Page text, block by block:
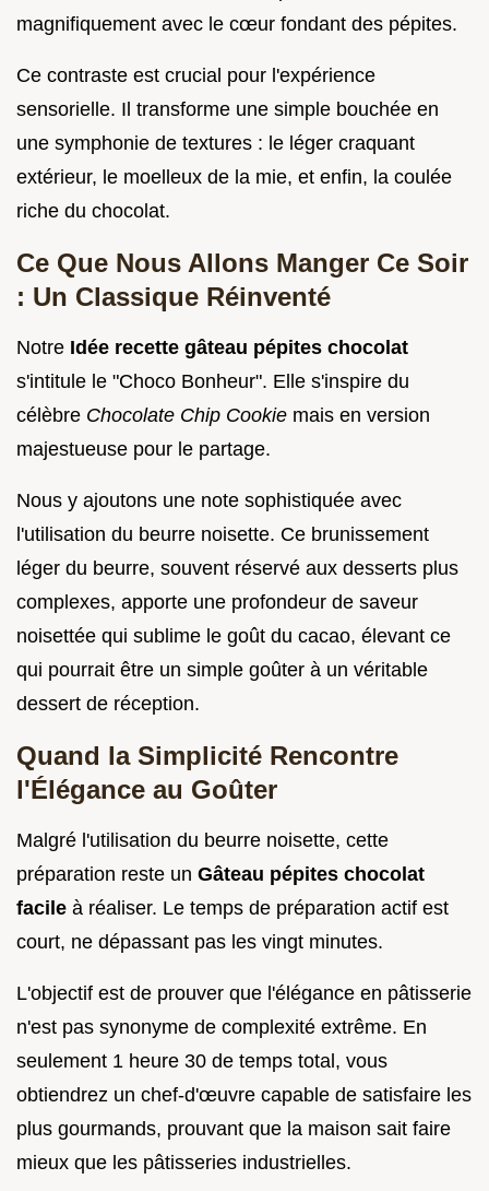
magnifiquement avec le cœur fondant des pépites.
Ce contraste est crucial pour l'expérience
sensorielle. Il transforme une simple bouchée en
une symphonie de textures : le léger craquant
extérieur, le moelleux de la mie, et enfin, la coulée
riche du chocolat.
Ce Que Nous Allons Manger Ce Soir
: Un Classique Réinventé
Notre Idée recette gâteau pépites chocolat
s'intitule le "Choco Bonheur". Elle s'inspire du
célèbre Chocolate Chip Cookie mais en version
majestueuse pour le partage.
Nous y ajoutons une note sophistiquée avec
l'utilisation du beurre noisette. Ce brunissement
léger du beurre, souvent réservé aux desserts plus
complexes, apporte une profondeur de saveur
noisettée qui sublime le goût du cacao, élevant ce
qui pourrait être un simple goûter à un véritable
dessert de réception.
Quand la Simplicité Rencontre
l'Élégance au Goûter
Malgré l'utilisation du beurre noisette, cette
préparation reste un Gâteau pépites chocolat
facile à réaliser. Le temps de préparation actif est
court, ne dépassant pas les vingt minutes.
L'objectif est de prouver que l'élégance en pâtisserie
n'est pas synonyme de complexité extrême. En
seulement 1 heure 30 de temps total, vous
obtiendrez un chef-d'œuvre capable de satisfaire les
plus gourmands, prouvant que la maison sait faire
mieux que les pâtisseries industrielles.